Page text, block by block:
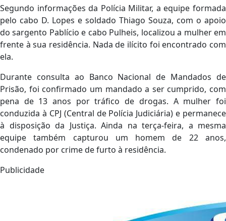
Segundo informações da Polícia Militar, a equipe formada
pelo cabo D. Lopes e soldado Thiago Souza, com o apoio
do sargento Pablício e cabo Pulheis, localizou a mulher em
frente à sua residência. Nada de ilícito foi encontrado com
ela.
Durante consulta ao Banco Nacional de Mandados de
Prisão, foi confirmado um mandado a ser cumprido, com
pena de 13 anos por tráfico de drogas. A mulher foi
conduzida à CPJ (Central de Polícia Judiciária) e permanece
à disposição da Justiça. Ainda na terça-feira, a mesma
equipe também capturou um homem de 22 anos,
condenado por crime de furto à residência.
Publicidade